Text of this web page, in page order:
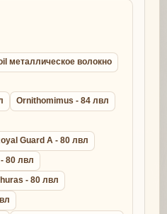
металлическое волокно
Ornithomimus - 84 лвл
Guard A - 80 лвл
80 лвл
- 80 лвл